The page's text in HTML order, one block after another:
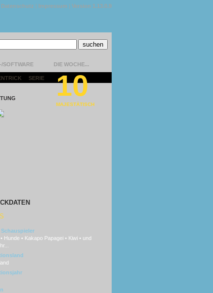
Datenschutz | Impressum | Version 1.13.0.9
SOFTWARE DIE WOCHE...
SERIE 10
MAJESTÄTISCH
Schauspieler
Hunde • Kakapo Papagei • Kiwi • und